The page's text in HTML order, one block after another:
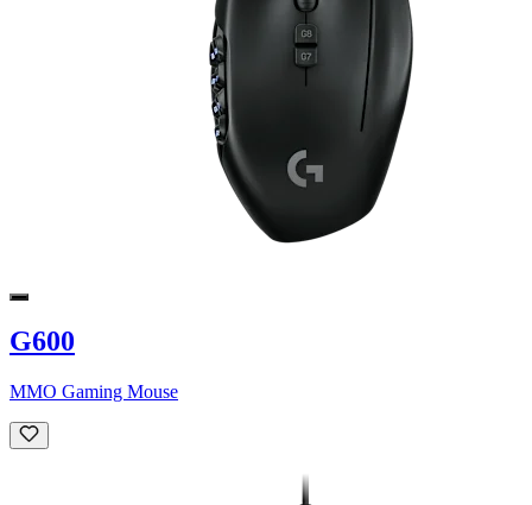
G600
MMO Gaming Mouse